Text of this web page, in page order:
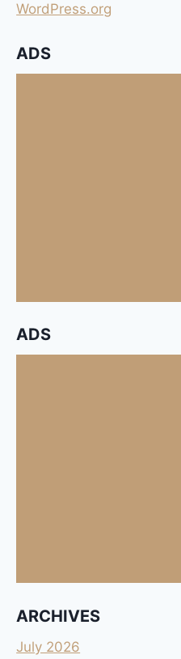
WordPress.org
ADS
ADS
ARCHIVES
July 2026